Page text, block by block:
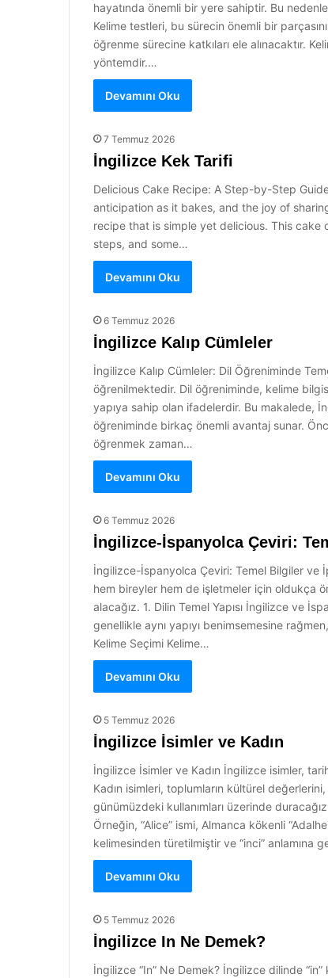
hayatında önemli bir yere sahiptir. Bu
Kelime testleri, bu sürecin önemli bir
öğrenme sürecine katkıları ele alınacaktır.
yöntemdir.…
Devamını Oku
7 Temmuz 2026
İngilizce Kek Tarifi
Delicious Cake Recipe: A Step-by-Step
anticipation as it bakes, and the joy of
recipe that is simple yet delicious. This
steps, and some…
Devamını Oku
6 Temmuz 2026
İngilizce Kalıp Cümleler
İngilizce Kalıp Cümleler: Dil Öğreniminde
öğrenilmektedir. Dil öğreniminde, kelime
yapıya sahip olan ifadelerdir. Bu makalede,
öğreniminde birkaç önemli avantaj sunar.
öğrenmek zaman…
Devamını Oku
6 Temmuz 2026
İngilizce-İspanyolca Çeviri:
İngilizce-İspanyolca Çeviri: Temel Bilgiler ve
hem bireyler hem de işletmeler için oldukça
alacağız. 1. Dilin Temel Yapısı İngilizce ve
genellikle aynı yapıyı benimsemesine
Kelime Seçimi Kelime…
Devamını Oku
5 Temmuz 2026
İngilizce İsimler ve Kadın
İngilizce İsimler ve Kadın İngilizce isimler,
Kadın isimleri, toplumların kültürel
günümüzdeki kullanımları üzerinde
Örneğin, “Alice” ismi, Almanca kökenli
kelimesinden türetilmiştir ve “inci” anlamına
Devamını Oku
5 Temmuz 2026
İngilizce In Ne Demek?
İngilizce “In” Ne Demek? İngilizce dilinde